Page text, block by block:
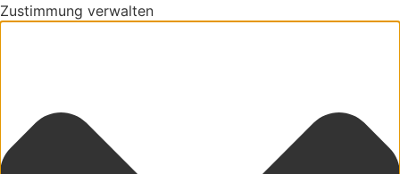
Zustimmung verwalten